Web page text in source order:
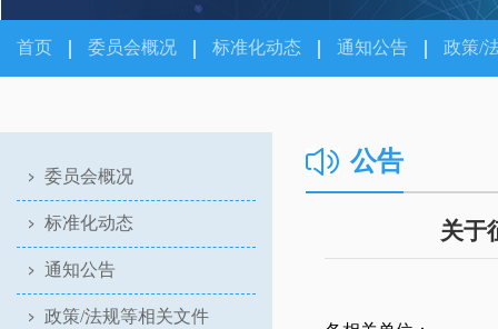
首页 委员会概况 标准化动态 通知公告 政策/
委员会概况
标准化动态
通知公告
政策/法规等相关文件
公告
关于